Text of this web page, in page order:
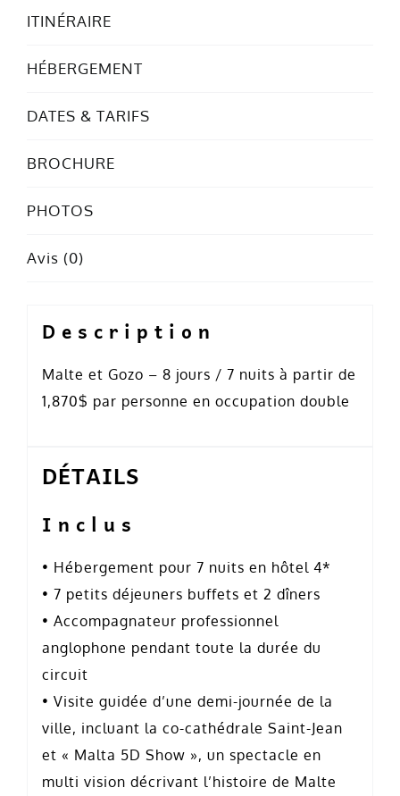
ITINÉRAIRE
HÉBERGEMENT
DATES & TARIFS
BROCHURE
PHOTOS
Avis (0)
Description
Malte et Gozo – 8 jours / 7 nuits à partir de
1,870$ par personne en occupation double
DÉTAILS
Inclus
• Hébergement pour 7 nuits en hôtel 4*
• 7 petits déjeuners buffets et 2 dîners
• Accompagnateur professionnel
anglophone pendant toute la durée du
circuit
• Visite guidée d’une demi-journée de la
ville, incluant la co-cathédrale Saint-Jean
et « Malta 5D Show », un spectacle en
multi vision décrivant l’histoire de Malte